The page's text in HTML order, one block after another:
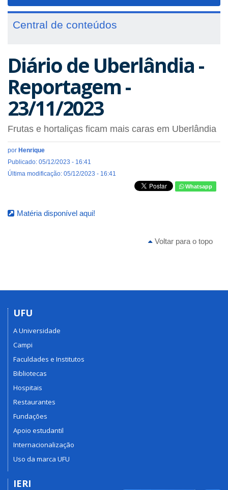
Central de conteúdos
Diário de Uberlândia -
Reportagem -
23/11/2023
Frutas e hortaliças ficam mais caras em Uberlândia
por Henrique
Publicado: 05/12/2023 - 16:41
Última modificação: 05/12/2023 - 16:41
Whatsapp
Matéria disponível aqui!
Voltar para o topo
UFU
A Universidade
Campi
Faculdades e Institutos
Bibliotecas
Hospitais
Restaurantes
Fundações
Apoio estudantil
Internacionalização
Uso da marca UFU
IERI